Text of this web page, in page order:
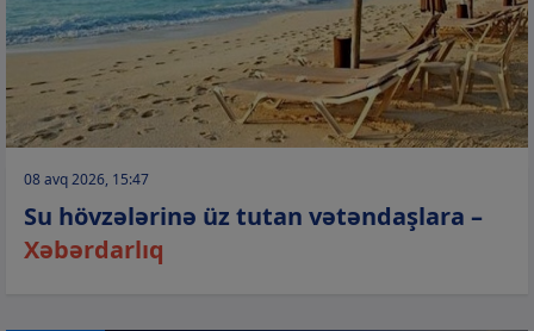
08 avq 2026, 15:47
Su hövzələrinə üz tutan vətəndaşlara –
Xəbərdarlıq